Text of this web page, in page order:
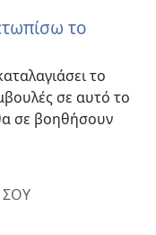
το
το
σε αυτό το
σε βοηθήσουν
ΣΟΥ